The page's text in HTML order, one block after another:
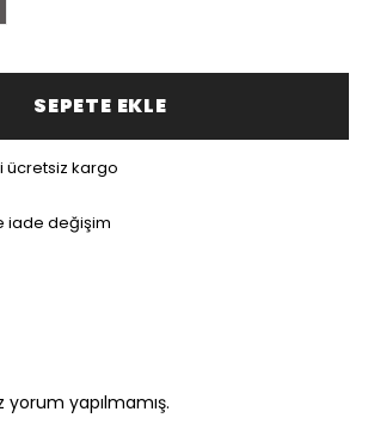
SEPETE EKLE
ücretsiz kargo
iade değişim
yapılmamış.